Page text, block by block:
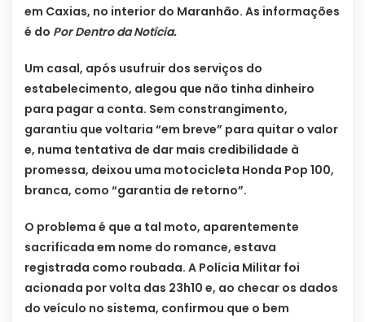
em Caxias, no interior do Maranhão. As informações
é do Por Dentro da Notícia.
Um casal, após usufruir dos serviços do
estabelecimento, alegou que não tinha dinheiro
para pagar a conta. Sem constrangimento,
garantiu que voltaria “em breve” para quitar o valor
e, numa tentativa de dar mais credibilidade à
promessa, deixou uma motocicleta Honda Pop 100,
branca, como “garantia de retorno”.
O problema é que a tal moto, aparentemente
sacrificada em nome do romance, estava
registrada como roubada. A Polícia Militar foi
acionada por volta das 23h10 e, ao checar os dados
do veículo no sistema, confirmou que o bem